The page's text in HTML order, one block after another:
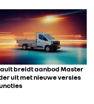
breidt aanbod Master
uit met nieuwe versies